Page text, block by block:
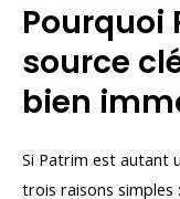
Pourquoi
source
bien
Si Patrim est autant
trois raisons simples :